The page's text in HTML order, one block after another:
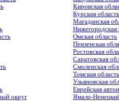
Кировская
Курская
Магаданская
Нижегородская
Омская область
Пензенская
Ростовская
Саратовская
Смоленская
Томская
Ульяновская
Еврейская
округ
Ямало-